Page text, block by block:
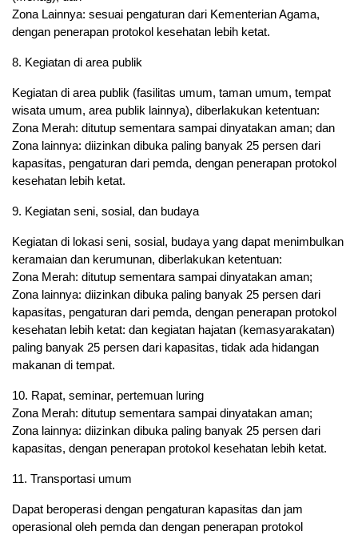
Zona Lainnya: sesuai pengaturan dari Kementerian Agama,
dengan penerapan protokol kesehatan lebih ketat.
8. Kegiatan di area publik
Kegiatan di area publik (fasilitas umum, taman umum, tempat
wisata umum, area publik lainnya), diberlakukan ketentuan:
Zona Merah: ditutup sementara sampai dinyatakan aman; dan
Zona lainnya: diizinkan dibuka paling banyak 25 persen dari
kapasitas, pengaturan dari pemda, dengan penerapan protokol
kesehatan lebih ketat.
9. Kegiatan seni, sosial, dan budaya
Kegiatan di lokasi seni, sosial, budaya yang dapat menimbulkan
keramaian dan kerumunan, diberlakukan ketentuan:
Zona Merah: ditutup sementara sampai dinyatakan aman;
Zona lainnya: diizinkan dibuka paling banyak 25 persen dari
kapasitas, pengaturan dari pemda, dengan penerapan protokol
kesehatan lebih ketat: dan kegiatan hajatan (kemasyarakatan)
paling banyak 25 persen dari kapasitas, tidak ada hidangan
makanan di tempat.
10. Rapat, seminar, pertemuan luring
Zona Merah: ditutup sementara sampai dinyatakan aman;
Zona lainnya: diizinkan dibuka paling banyak 25 persen dari
kapasitas, dengan penerapan protokol kesehatan lebih ketat.
11. Transportasi umum
Dapat beroperasi dengan pengaturan kapasitas dan jam
operasional oleh pemda dan dengan penerapan protokol